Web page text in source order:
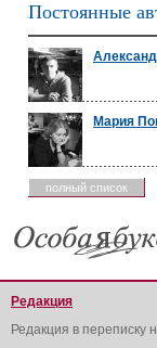
Постоянные
Мария
полный список
Редакция
Редакция в переписку